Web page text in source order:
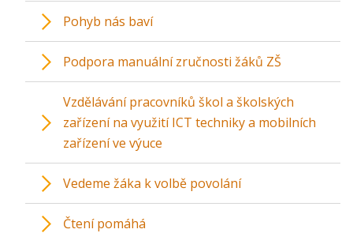
Pohyb nás baví
Podpora manuální zručnosti žáků ZŠ
Vzdělávání pracovníků škol a školských
zařízení na využití ICT techniky a mobilních
zařízení ve výuce
Vedeme žáka k volbě povolání
Čtení pomáhá